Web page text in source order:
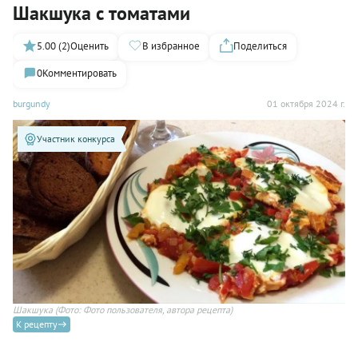
Шакшука с томатами
burgundy 01 октября 2024 г.
5.00 (2)Оценить В избранное
Поделиться
0Комментировать
Участник конкурса
Шакшука (Фото: Фото пользователя, автора рецепта)
К рецепту